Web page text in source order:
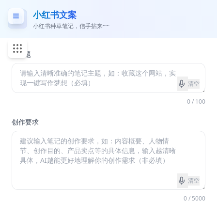
小红书文案
小红书种草笔记，信手拈来~~
* 主题
清空
0 / 100
创作要求
清空
0 / 5000